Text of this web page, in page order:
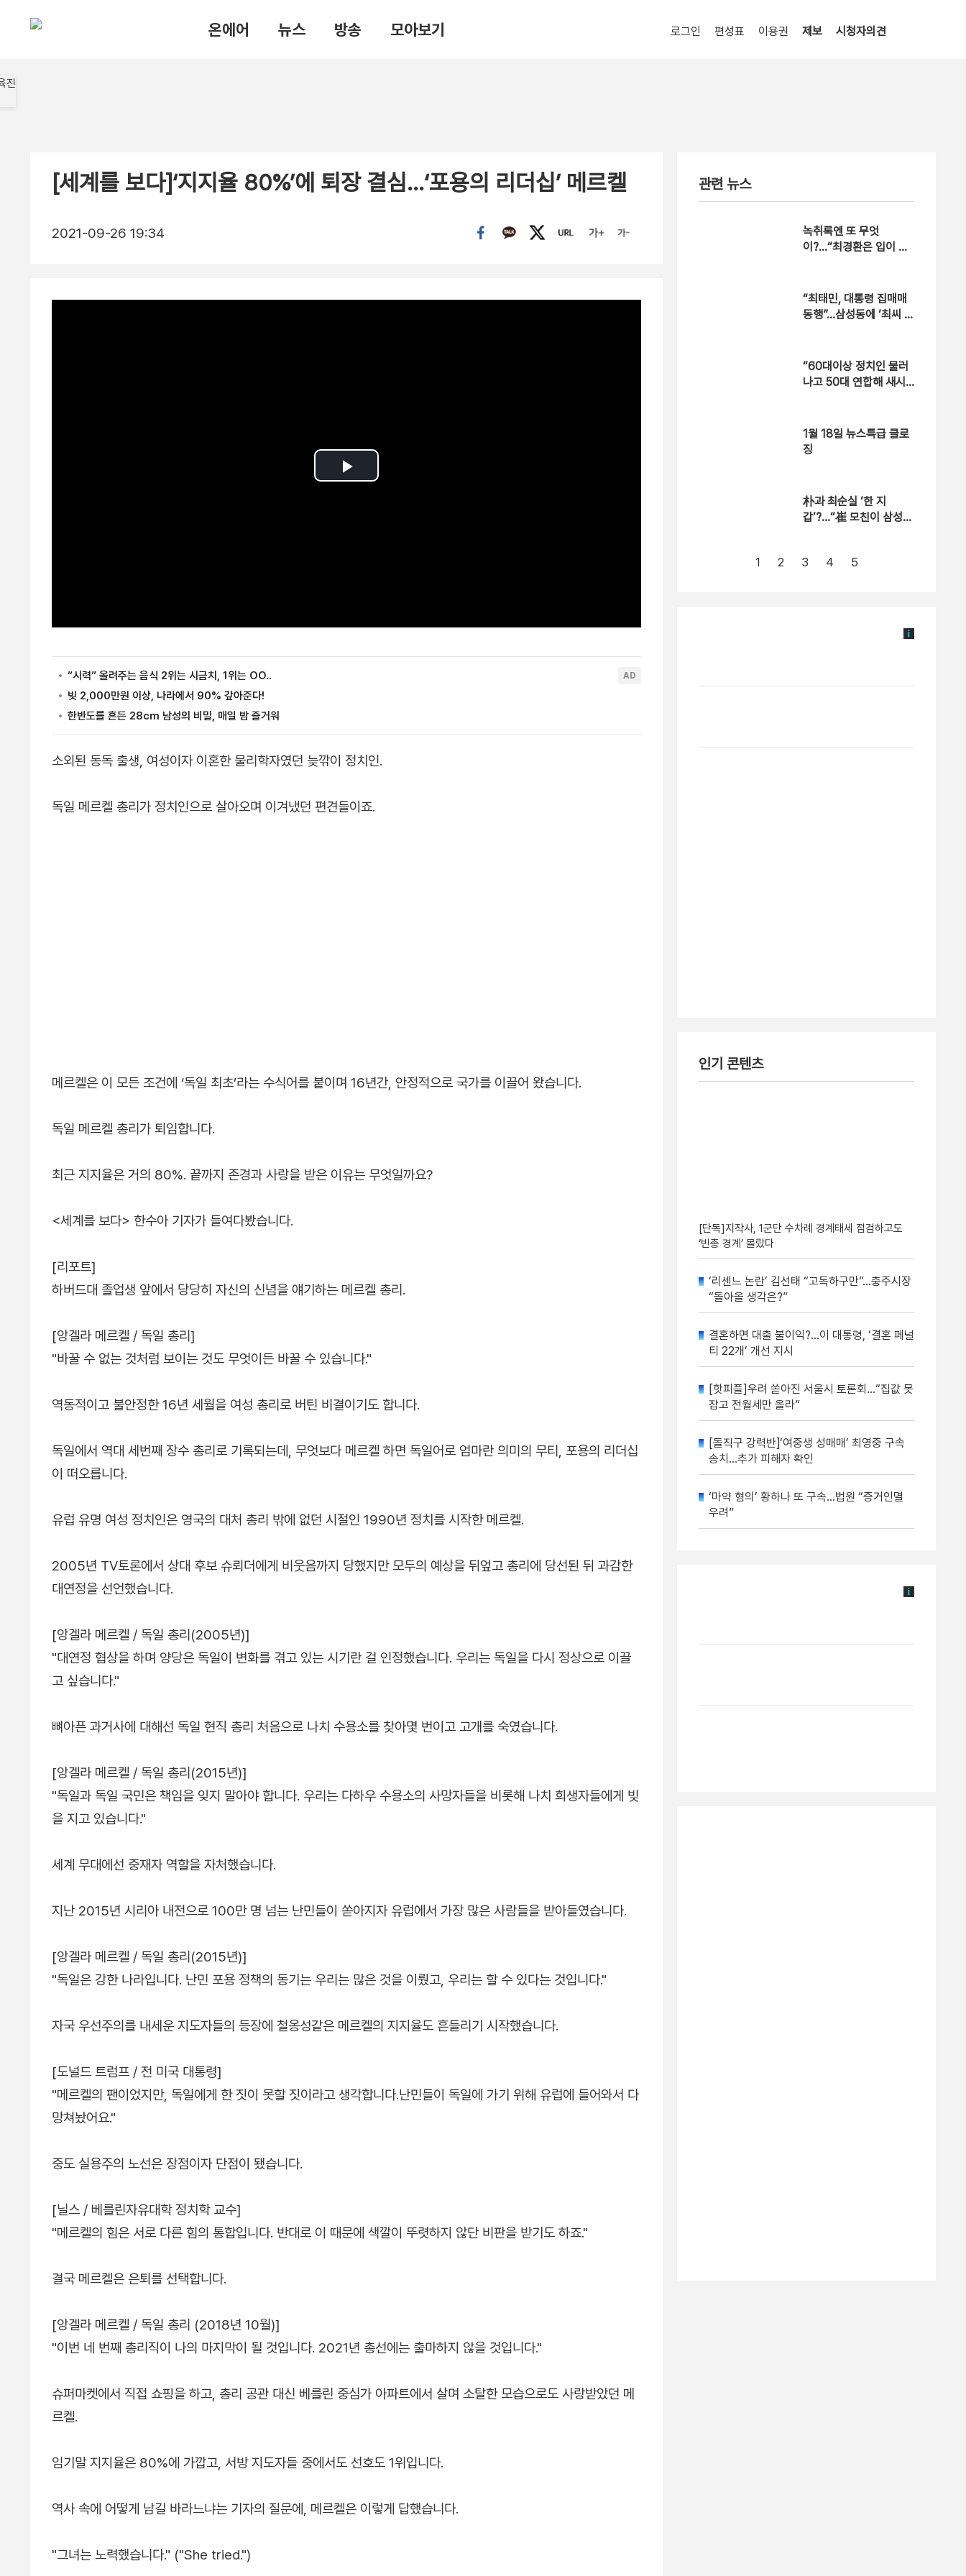
온에어 뉴스 방송 모아보기 로그인 편성표 이용권 제보 시청자의견
[세계를 보다]‘지지율 80%’에 퇴장 결심…‘포용의 리더십’ 메르켈
2021-09-26 19:34
소외된 동독 출생, 여성이자 이혼한 물리학자였던 늦깎이 정치인.
독일 메르켈 총리가 정치인으로 살아오며 이겨냈던 편견들이죠.
메르켈은 이 모든 조건에 ‘독일 최초’라는 수식어를 붙이며 16년간, 안정적으로 국가를 이끌어 왔습니다.
독일 메르켈 총리가 퇴임합니다.
최근 지지율은 거의 80%. 끝까지 존경과 사랑을 받은 이유는 무엇일까요?
<세계를 보다> 한수아 기자가 들여다봤습니다.
[리포트]
하버드대 졸업생 앞에서 당당히 자신의 신념을 얘기하는 메르켈 총리.
[앙겔라 메르켈 / 독일 총리]
"바꿀 수 없는 것처럼 보이는 것도 무엇이든 바꿀 수 있습니다."
역동적이고 불안정한 16년 세월을 여성 총리로 버틴 비결이기도 합니다.
독일에서 역대 세번째 장수 총리로 기록되는데, 무엇보다 메르켈 하면 독일어로 엄마란 의미의 무티, 포용의 리더십
이 떠오릅니다.
유럽 유명 여성 정치인은 영국의 대처 총리 밖에 없던 시절인 1990년 정치를 시작한 메르켈.
2005년 TV토론에서 상대 후보 슈뢰더에게 비웃음까지 당했지만 모두의 예상을 뒤엎고 총리에 당선된 뒤 과감한
대연정을 선언했습니다.
[앙겔라 메르켈 / 독일 총리(2005년)]
"대연정 협상을 하며 양당은 독일이 변화를 겪고 있는 시기란 걸 인정했습니다. 우리는 독일을 다시 정상으로 이끌
고 싶습니다."
뼈아픈 과거사에 대해선 독일 현직 총리 처음으로 나치 수용소를 찾아몇 번이고 고개를 숙였습니다.
[앙겔라 메르켈 / 독일 총리(2015년)]
"독일과 독일 국민은 책임을 잊지 말아야 합니다. 우리는 다하우 수용소의 사망자들을 비롯해 나치 희생자들에게 빚
을 지고 있습니다."
세계 무대에선 중재자 역할을 자처했습니다.
지난 2015년 시리아 내전으로 100만 명 넘는 난민들이 쏟아지자 유럽에서 가장 많은 사람들을 받아들였습니다.
[앙겔라 메르켈 / 독일 총리(2015년)]
"독일은 강한 나라입니다. 난민 포용 정책의 동기는 우리는 많은 것을 이뤘고, 우리는 할 수 있다는 것입니다."
자국 우선주의를 내세운 지도자들의 등장에 철옹성같은 메르켈의 지지율도 흔들리기 시작했습니다.
[도널드 트럼프 / 전 미국 대통령]
"메르켈의 팬이었지만, 독일에게 한 짓이 못할 짓이라고 생각합니다.난민들이 독일에 가기 위해 유럽에 들어와서 다
망쳐놨어요."
중도 실용주의 노선은 장점이자 단점이 됐습니다.
[닐스 / 베를린자유대학 정치학 교수]
"메르켈의 힘은 서로 다른 힘의 통합입니다. 반대로 이 때문에 색깔이 뚜렷하지 않단 비판을 받기도 하죠."
결국 메르켈은 은퇴를 선택합니다.
[앙겔라 메르켈 / 독일 총리 (2018년 10월)]
"이번 네 번째 총리직이 나의 마지막이 될 것입니다. 2021년 총선에는 출마하지 않을 것입니다."
슈퍼마켓에서 직접 쇼핑을 하고, 총리 공관 대신 베를린 중심가 아파트에서 살며 소탈한 모습으로도 사랑받았던 메
르켈.
임기말 지지율은 80%에 가깝고, 서방 지도자들 중에서도 선호도 1위입니다.
역사 속에 어떻게 남길 바라느냐는 기자의 질문에, 메르켈은 이렇게 답했습니다.
"그녀는 노력했습니다." ("She tried.")
관련 뉴스
녹취록엔 또 무엇
이?…“최경환은 입이 싸”
“최태민, 대통령 집매매
동행”…삼성동에 ‘최씨 타
“60대이상 정치인 물러
나고 50대 연합해 새시
1월 18일 뉴스특급 클로
징
朴과 최순실 ‘한 지
갑’?…“崔 모친이 삼성동
1 2 3 4 5
인기 콘텐츠
[단독]지작사, 1군단 수차례 경계태세 점검하고도
‘빈총 경계’ 몰랐다
‘리센느 논란’ 김선태 “고독하구만”…충주시장
“돌아올 생각은?”
결혼하면 대출 불이익?…이 대통령, ‘결혼 페널
티 22개’ 개선 지시
[핫피플]우려 쏟아진 서울시 토론회…“집값 못
잡고 전월세만 올라”
[돌직구 강력반]‘여중생 성매매’ 최영중 구속
송치…추가 피해자 확인
‘마약 혐의’ 황하나 또 구속…법원 “증거인멸
우려”